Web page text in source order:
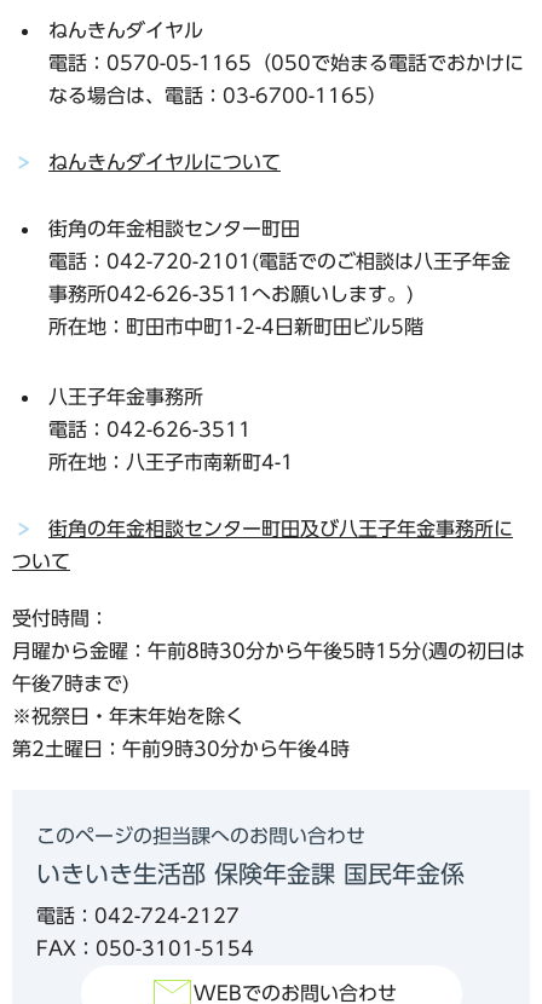
ねんきんダイヤル
電話：0570-05-1165（050で始まる電話でおかけに
なる場合は、電話：03-6700-1165）
ねんきんダイヤルについて
街角の年金相談センター町田
電話：042-720-2101(電話でのご相談は八王子年金
事務所042-626-3511へお願いします。)
所在地：町田市中町1-2-4日新町田ビル5階
八王子年金事務所
電話：042-626-3511
所在地：八王子市南新町4-1
街角の年金相談センター町田及び八王子年金事務所に
ついて
受付時間：
月曜から金曜：午前8時30分から午後5時15分(週の初日は
午後7時まで)
※祝祭日・年末年始を除く
第2土曜日：午前9時30分から午後4時
このページの担当課へのお問い合わせ
いきいき生活部 保険年金課 国民年金係
電話：042-724-2127
FAX：050-3101-5154
WEBでのお問い合わせ